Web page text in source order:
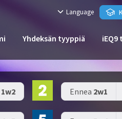
Language
Yhdeksän tyyppiä
1w2 Ennea 2w1